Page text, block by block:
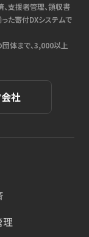
、支援者管理、領収書
た寄付DXシステムで
体まで、3,000以上
社
理